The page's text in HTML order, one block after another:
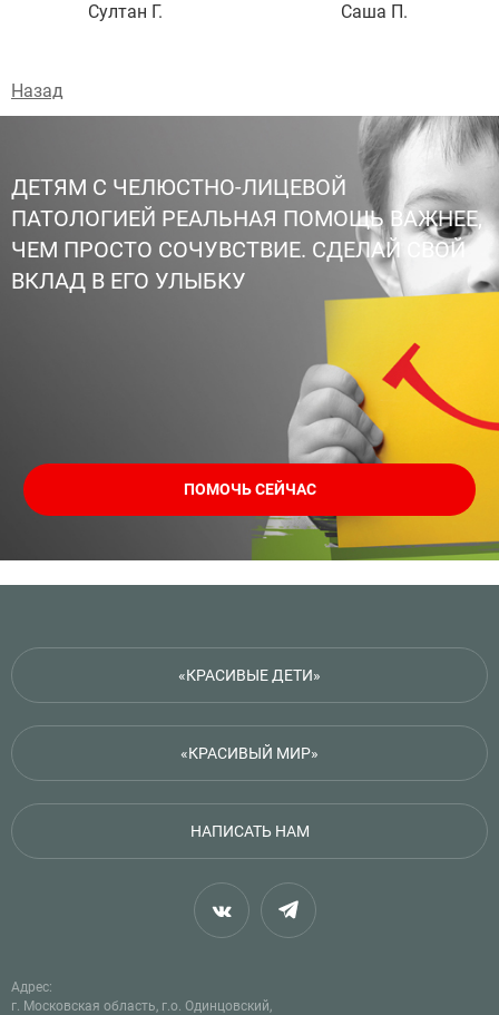
Султан Г. Саша П.
Назад
ДЕТЯМ С ЧЕЛЮСТНО-ЛИЦЕВОЙ
ПАТОЛОГИЕЙ РЕАЛЬНАЯ ПОМОЩЬ ВАЖНЕЕ,
ЧЕМ ПРОСТО СОЧУВСТВИЕ. СДЕЛАЙ СВОЙ
ВКЛАД В ЕГО УЛЫБКУ
ПОМОЧЬ СЕЙЧАС
«КРАСИВЫЕ ДЕТИ»
«КРАСИВЫЙ МИР»
НАПИСАТЬ НАМ
Адрес:
г. Московская область, г.о. Одинцовский,